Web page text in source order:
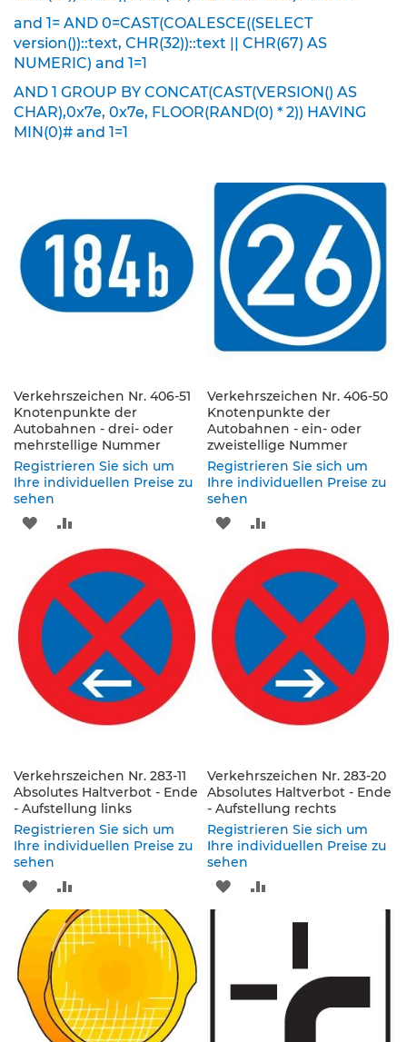
c
i
l
d
e
r
(
s
i
c
h
e
n
W
e
i
B
i
l
d
e
r
u
n
S
s
t
and 1= AND 0=CAST(COALESCE((SELECT
version())::text, CHR(32))::text || CHR(67) AS
NUMERIC) and 1=1
AND 1 GROUP BY CONCAT(CAST(VERSION() AS
CHAR),0x7e, 0x7e, FLOOR(RAND(0) * 2)) HAVING
MIN(0)# and 1=1
Verkehrszeichen Nr. 406-51
Knotenpunkte der
Autobahnen - drei- oder
mehrstellige Nummer
Registrieren Sie sich um
Ihre individuellen Preise zu
sehen
ZUR
WUNSCHLISTE
HINZUFÜGEN
VERGLEICHSLISTE
HINZUFÜGEN
Verkehrszeichen Nr. 406-50
Knotenpunkte der
Autobahnen - ein- oder
zweistellige Nummer
Registrieren Sie sich um
Ihre individuellen Preise zu
sehen
ZUR
WUNSCHLISTE
HINZUFÜGEN
VERGLEICHSLISTE
HINZUFÜGEN
Verkehrszeichen Nr. 283-11
Absolutes Haltverbot - Ende
- Aufstellung links
Registrieren Sie sich um
Ihre individuellen Preise zu
sehen
ZUR
WUNSCHLISTE
HINZUFÜGEN
VERGLEICHSLISTE
HINZUFÜGEN
Verkehrszeichen Nr. 283-20
Absolutes Haltverbot - Ende
- Aufstellung rechts
Registrieren Sie sich um
Ihre individuellen Preise zu
sehen
ZUR